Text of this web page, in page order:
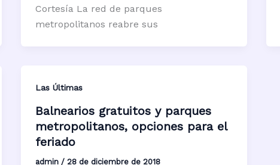
Cortesía La red de parques
metropolitanos reabre sus
Las Últimas
Balnearios gratuitos y parques
metropolitanos, opciones para el
feriado
admin / 28 de diciembre de 2018